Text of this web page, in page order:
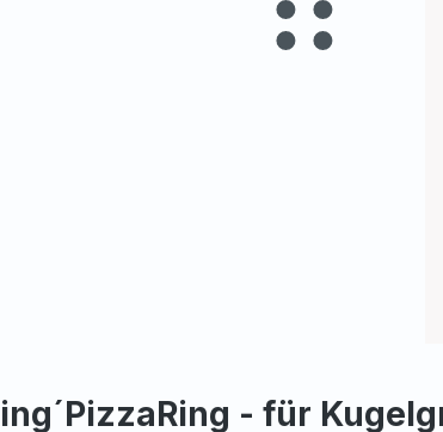
- für